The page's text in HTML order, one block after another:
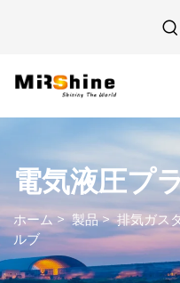
電気液圧プ
ホーム>製品>排気ガス
ルブ